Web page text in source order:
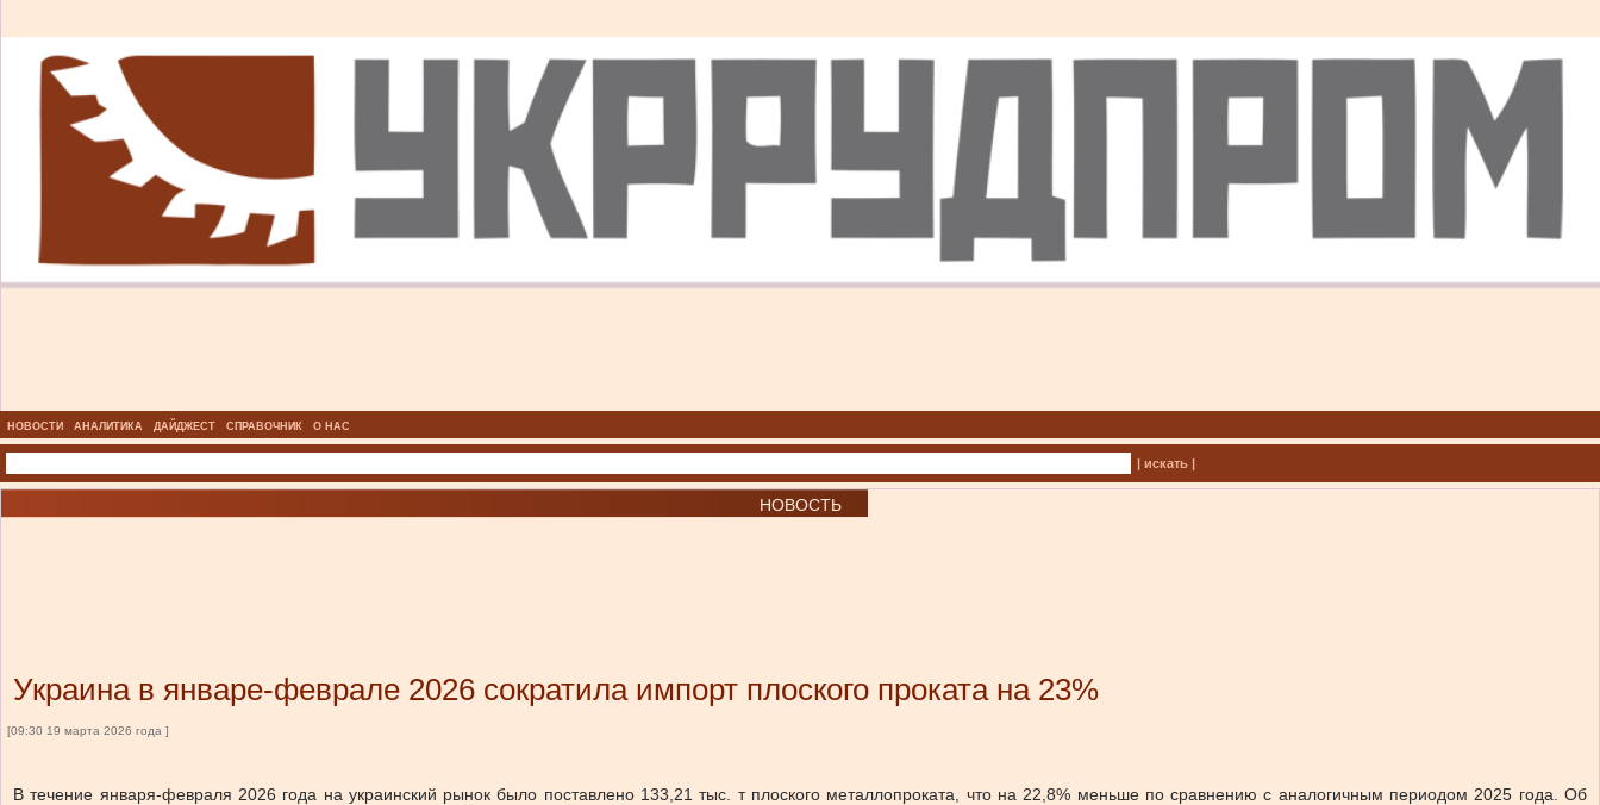
НОВОСТИ АНАЛИТИКА ДАЙДЖЕСТ СПРАВОЧНИК О НАС
| искать |
НОВОСТЬ
Украина в январе-феврале 2026 сократила импорт плоского проката на 23%
[09:30 19 марта 2026 года ]
В течение января-февраля 2026 года на украинский рынок было поставлено 133,21 тыс. т плоского металлопроката, что на 22,8% меньше по сравнению с аналогичным периодом 2025 года. Об